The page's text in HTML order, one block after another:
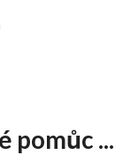
pomůc ...